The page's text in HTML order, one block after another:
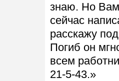
знаю. Но
сейчас
расскажу
Погиб он
всем
21-5-43.»